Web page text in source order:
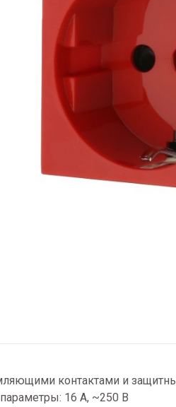
контактами и
16 А, ~250 В